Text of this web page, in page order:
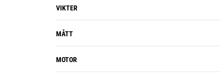
VIKTER
MÅTT
MOTOR